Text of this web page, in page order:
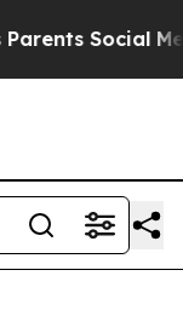
Social Media